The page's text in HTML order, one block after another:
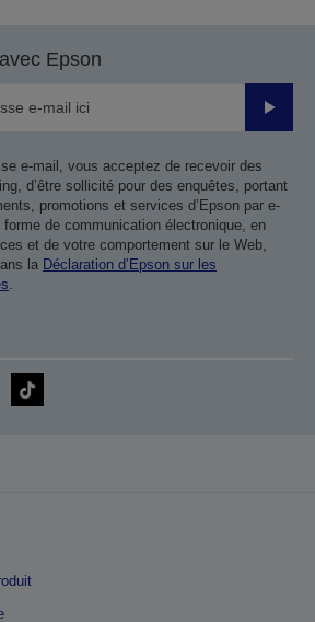
Epson
Valider
e-mail, vous acceptez de recevoir des
d’être sollicité pour des enquêtes, portant
promotions et services d’Epson par e-
de communication électronique, en
et de votre comportement sur le Web,
la Déclaration d’Epson sur les
.